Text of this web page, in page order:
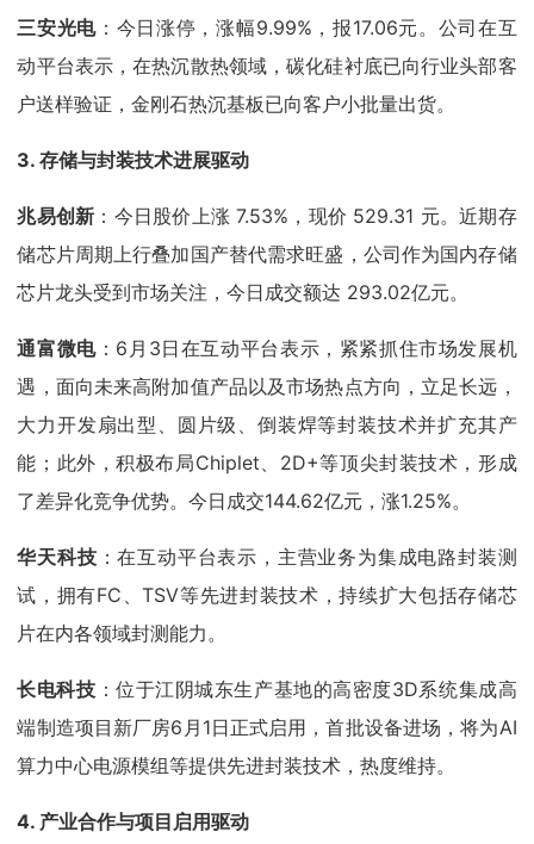
三安光电 ：今日涨停，涨幅9.99%，报17.06元。公司在互
动平台表示，在热沉散热领域，碳化硅衬底已向行业头部客
户送样验证，金刚石热沉基板已向客户小批量出货。
3. 存储与封装技术进展驱动
兆易创新 ：今日股价上涨 7.53%，现价 529.31 元。近期存
储芯片周期上行叠加国产替代需求旺盛，公司作为国内存储
芯片龙头受到市场关注，今日成交额达 293.02亿元。
通富微电：6月3日在互动平台表示，紧紧抓住市场发展机
遇，面向未来高附加值产品以及市场热点方向，立足长远，
大力开发扇出型、圆片级、倒装焊等封装技术并扩充其产
能；此外，积极布局Chiplet、2D+等顶尖封装技术，形成
了差异化竞争优势。今日成交144.62亿元，涨1.25%。
华天科技 ：在互动平台表示，主营业务为集成电路封装测
试，拥有FC、TSV等先进封装技术，持续扩大包括存储芯
片在内各领域封测能力。
长电科技 ：位于江阴城东生产基地的高密度3D系统集成高
端制造项目新厂房6月1日正式启用，首批设备进场，将为AI
算力中心电源模组等提供先进封装技术，热度维持。
4. 产业合作与项目启用驱动